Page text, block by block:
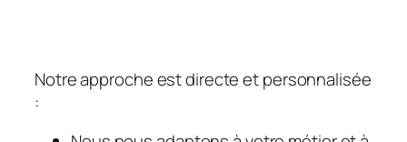
Notre approche est directe et personnalisée
: